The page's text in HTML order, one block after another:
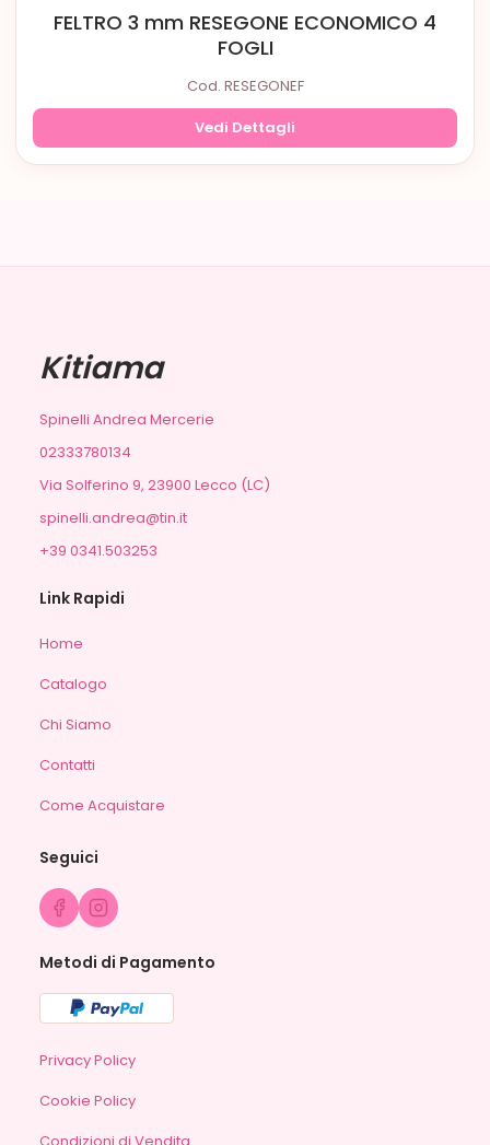
FELTRO 3 mm RESEGONE ECONOMICO 4
FOGLI
Cod. RESEGONEF
Vedi Dettagli
Kitiama
Spinelli Andrea Mercerie
02333780134
Via Solferino 9, 23900 Lecco (LC)
spinelli.andrea@tin.it
+39 0341.503253
Link Rapidi
Home
Catalogo
Chi Siamo
Contatti
Come Acquistare
Seguici
Metodi di Pagamento
Privacy Policy
Cookie Policy